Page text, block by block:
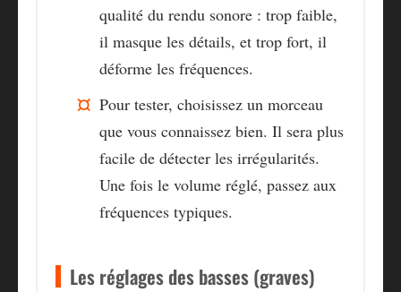
qualité du rendu sonore : trop faible,
il masque les détails, et trop fort, il
déforme les fréquences.
Pour tester, choisissez un morceau
que vous connaissez bien. Il sera plus
facile de détecter les irrégularités.
Une fois le volume réglé, passez aux
fréquences typiques.
Les réglages des basses (graves)